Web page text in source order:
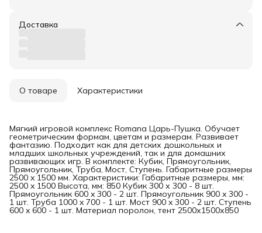
Доставка
О товаре Характеристики
Мягкий игровой комплекс Romana Царь-Пушка. Обучает
геометрическим формам, цветам и размерам. Развивает
фантазию. Подходит как для детских дошкольных и
младших школьных учреждений, так и для домашних
развивающих игр. В комплекте: Кубик, Прямоугольник,
Прямоугольник, Труба, Мост, Ступень. Габаритные размеры
2500 x 1500 мм. Характеристики: Габаритные размеры, мм:
2500 x 1500 Высота, мм: 850 Кубик 300 х 300 - 8 шт.
Прямоугольник 600 x 300 - 2 шт. Прямоугольник 900 x 300 -
1 шт. Труба 1000 x 700 - 1 шт. Мост 900 x 300 - 2 шт. Ступень
600 x 600 - 1 шт. Материал поролон, тент 2500х1500х850